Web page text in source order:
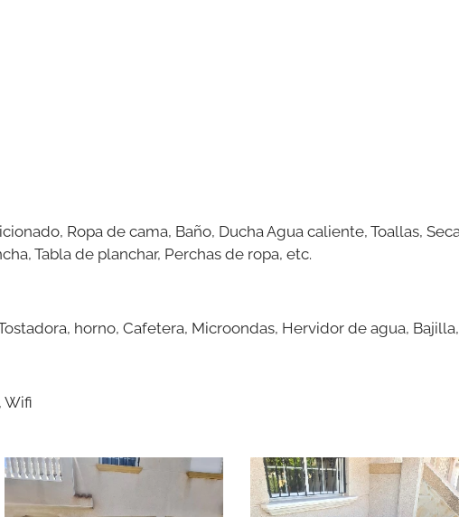
Ropa de cama, Baño, Ducha Agua caliente, Toallas,
Tabla de planchar, Perchas de ropa, etc.
horno, Cafetera, Microondas, Hervidor de agua,
Wifi